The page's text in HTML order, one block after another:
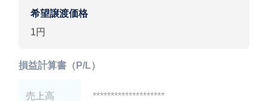
希望譲渡価格
1円
損益計算書（P/L）
売上高 ********************